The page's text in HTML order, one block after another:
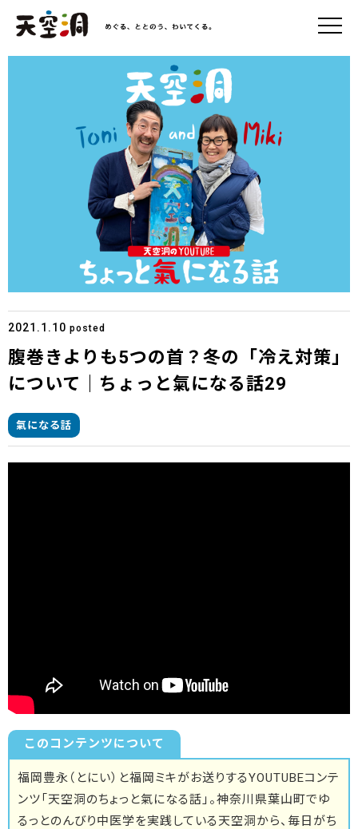
2021.1.10 posted
腹巻きよりも5つの首？冬の「冷え対策」
について｜ちょっと氣になる話29
氣になる話
このコンテンツについて
福岡豊永（とにい）と福岡ミキがお送りするYOUTUBEコンテ
ンツ「天空洞のちょっと氣になる話」。神奈川県葉山町でゆ
るっとのんびり中医学を実践している天空洞から、毎日がち